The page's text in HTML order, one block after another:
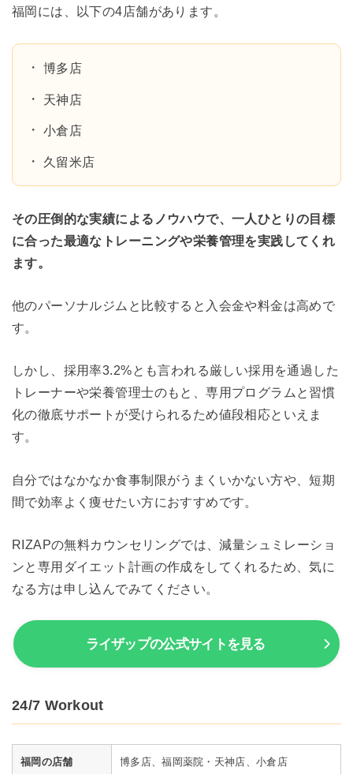
福岡には、以下の4店舗があります。
博多店
天神店
小倉店
久留米店
その圧倒的な実績によるノウハウで、一人ひとりの目標
に合った最適なトレーニングや栄養管理を実践してくれ
ます。
他のパーソナルジムと比較すると入会金や料金は高めで
す。
しかし、採用率3.2%とも言われる厳しい採用を通過した
トレーナーや栄養管理士のもと、専用プログラムと習慣
化の徹底サポートが受けられるため値段相応といえま
す。
自分ではなかなか食事制限がうまくいかない方や、短期
間で効率よく痩せたい方におすすめです。
RIZAPの無料カウンセリングでは、減量シュミレーショ
ンと専用ダイエット計画の作成をしてくれるため、気に
なる方は申し込んでみてください。
ライザップの公式サイトを見る
24/7 Workout
福岡の店舗 博多店、福岡薬院・天神店、小倉店